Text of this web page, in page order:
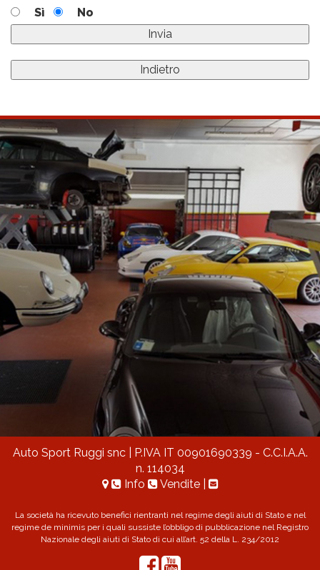
Sì No
Auto Sport Ruggi snc
| P.IVA IT 00901690339 - C.C.I.A.A.
n. 114034
Info
Vendite
La società ha ricevuto benefici rientranti nel regime degli aiuti di Stato e nel
regime de minimis per i quali sussiste l’obbligo di pubblicazione nel Registro
Nazionale degli aiuti di Stato di cui all’art. 52 della L. 234/2012